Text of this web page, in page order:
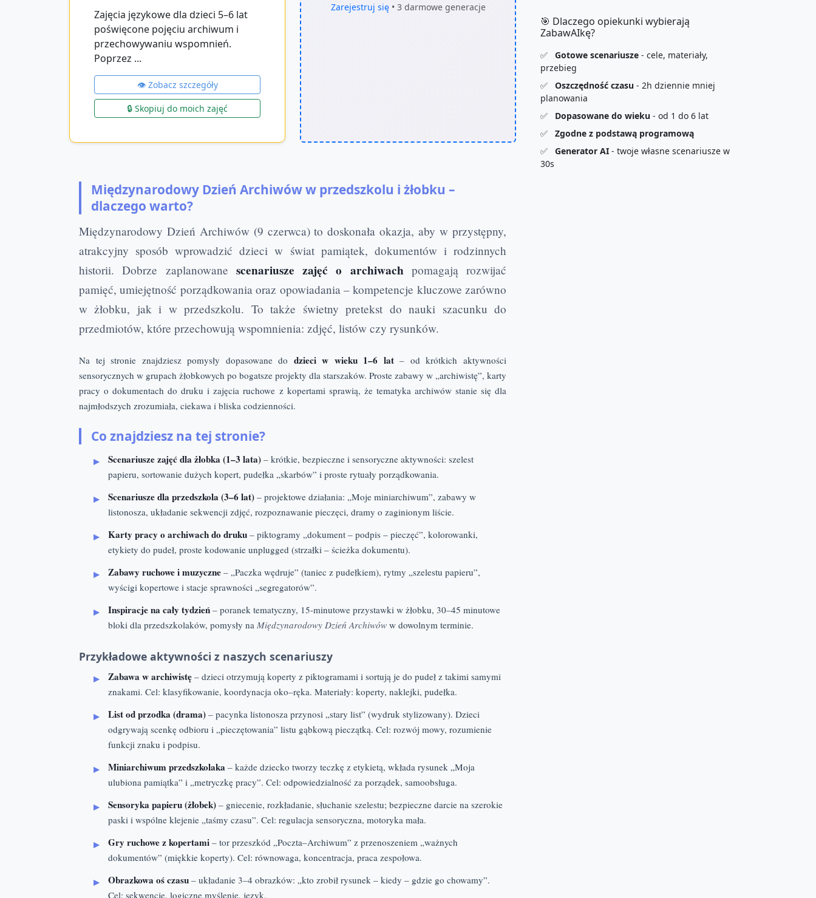
Zajęcia językowe dla dzieci 5–6 lat
poświęcone pojęciu archiwum i
przechowywaniu wspomnień.
Poprzez ...
👁️ Zobacz szczegóły
🔒 Skopiuj do moich zajęć
Zarejestruj się• 3 darmowe generacje
Międzynarodowy Dzień Archiwów w przedszkolu i żłobku –
dlaczego warto?
Międzynarodowy Dzień Archiwów (9 czerwca) to doskonała okazja, aby w przystępny,
atrakcyjny sposób wprowadzić dzieci w świat pamiątek, dokumentów i rodzinnych
historii. Dobrze zaplanowane scenariusze zajęć o archiwachpomagają rozwijać
pamięć, umiejętność porządkowania oraz opowiadania – kompetencje kluczowe zarówno
w żłobku, jak i w przedszkolu. To także świetny pretekst do nauki szacunku do
przedmiotów, które przechowują wspomnienia: zdjęć, listów czy rysunków.
Na tej stronie znajdziesz pomysły dopasowane do dzieci w wieku 1–6 lat– od krótkich aktywności
sensorycznych w grupach żłobkowych po bogatsze projekty dla starszaków. Proste zabawy w „archiwistę”, karty
pracy o dokumentach do druku i zajęcia ruchowe z kopertami sprawią, że tematyka archiwów stanie się dla
najmłodszych zrozumiała, ciekawa i bliska codzienności.
Co znajdziesz na tej stronie?
Scenariusze zajęć dla żłobka (1–3 lata) – krótkie, bezpieczne i sensoryczne aktywności: szelest
papieru, sortowanie dużych kopert, pudełka „skarbów” i proste rytuały porządkowania.
Scenariusze dla przedszkola (3–6 lat) – projektowe działania: „Moje miniarchiwum”, zabawy w
listonosza, układanie sekwencji zdjęć, rozpoznawanie pieczęci, dramy o zaginionym liście.
Karty pracy o archiwach do druku – piktogramy „dokument – podpis – pieczęć”, kolorowanki,
etykiety do pudeł, proste kodowanie unplugged (strzałki – ścieżka dokumentu).
Zabawy ruchowe i muzyczne – „Paczka wędruje” (taniec z pudełkiem), rytmy „szelestu papieru”,
wyścigi kopertowe i stacje sprawności „segregatorów”.
Inspiracje na cały tydzień – poranek tematyczny, 15-minutowe przystawki w żłobku, 30–45 minutowe
bloki dla przedszkolaków, pomysły na Międzynarodowy Dzień Archiwów w dowolnym terminie.
Przykładowe aktywności z naszych scenariuszy
Zabawa w archiwistę – dzieci otrzymują koperty z piktogramami i sortują je do pudeł z takimi samymi
znakami. Cel: klasyfikowanie, koordynacja oko–ręka. Materiały: koperty, naklejki, pudełka.
List od przodka (drama) – pacynka listonosza przynosi „stary list” (wydruk stylizowany). Dzieci
odgrywają scenkę odbioru i „pieczętowania” listu gąbkową pieczątką. Cel: rozwój mowy, rozumienie
funkcji znaku i podpisu.
Miniarchiwum przedszkolaka – każde dziecko tworzy teczkę z etykietą, wkłada rysunek „Moja
ulubiona pamiątka” i „metryczkę pracy”. Cel: odpowiedzialność za porządek, samoobsługa.
Sensoryka papieru (żłobek) – gniecenie, rozkładanie, słuchanie szelestu; bezpieczne darcie na szerokie
paski i wspólne klejenie „taśmy czasu”. Cel: regulacja sensoryczna, motoryka mała.
Gry ruchowe z kopertami – tor przeszkód „Poczta–Archiwum” z przenoszeniem „ważnych
dokumentów” (miękkie koperty). Cel: równowaga, koncentracja, praca zespołowa.
Obrazkowa oś czasu – układanie 3–4 obrazków: „kto zrobił rysunek – kiedy – gdzie go chowamy”.
Cel: sekwencje, logiczne myślenie, język.
🎯 Dlaczego opiekunki wybierają
ZabawAIkę?
✅ Gotowe scenariusze - cele, materiały,
przebieg
✅
Oszczędność czasu - 2h dziennie mniej
planowania
✅
Dopasowane do wieku - od 1 do 6 lat
✅
Zgodne z podstawą programową
✅
Generator AI - twoje własne scenariusze w
30s